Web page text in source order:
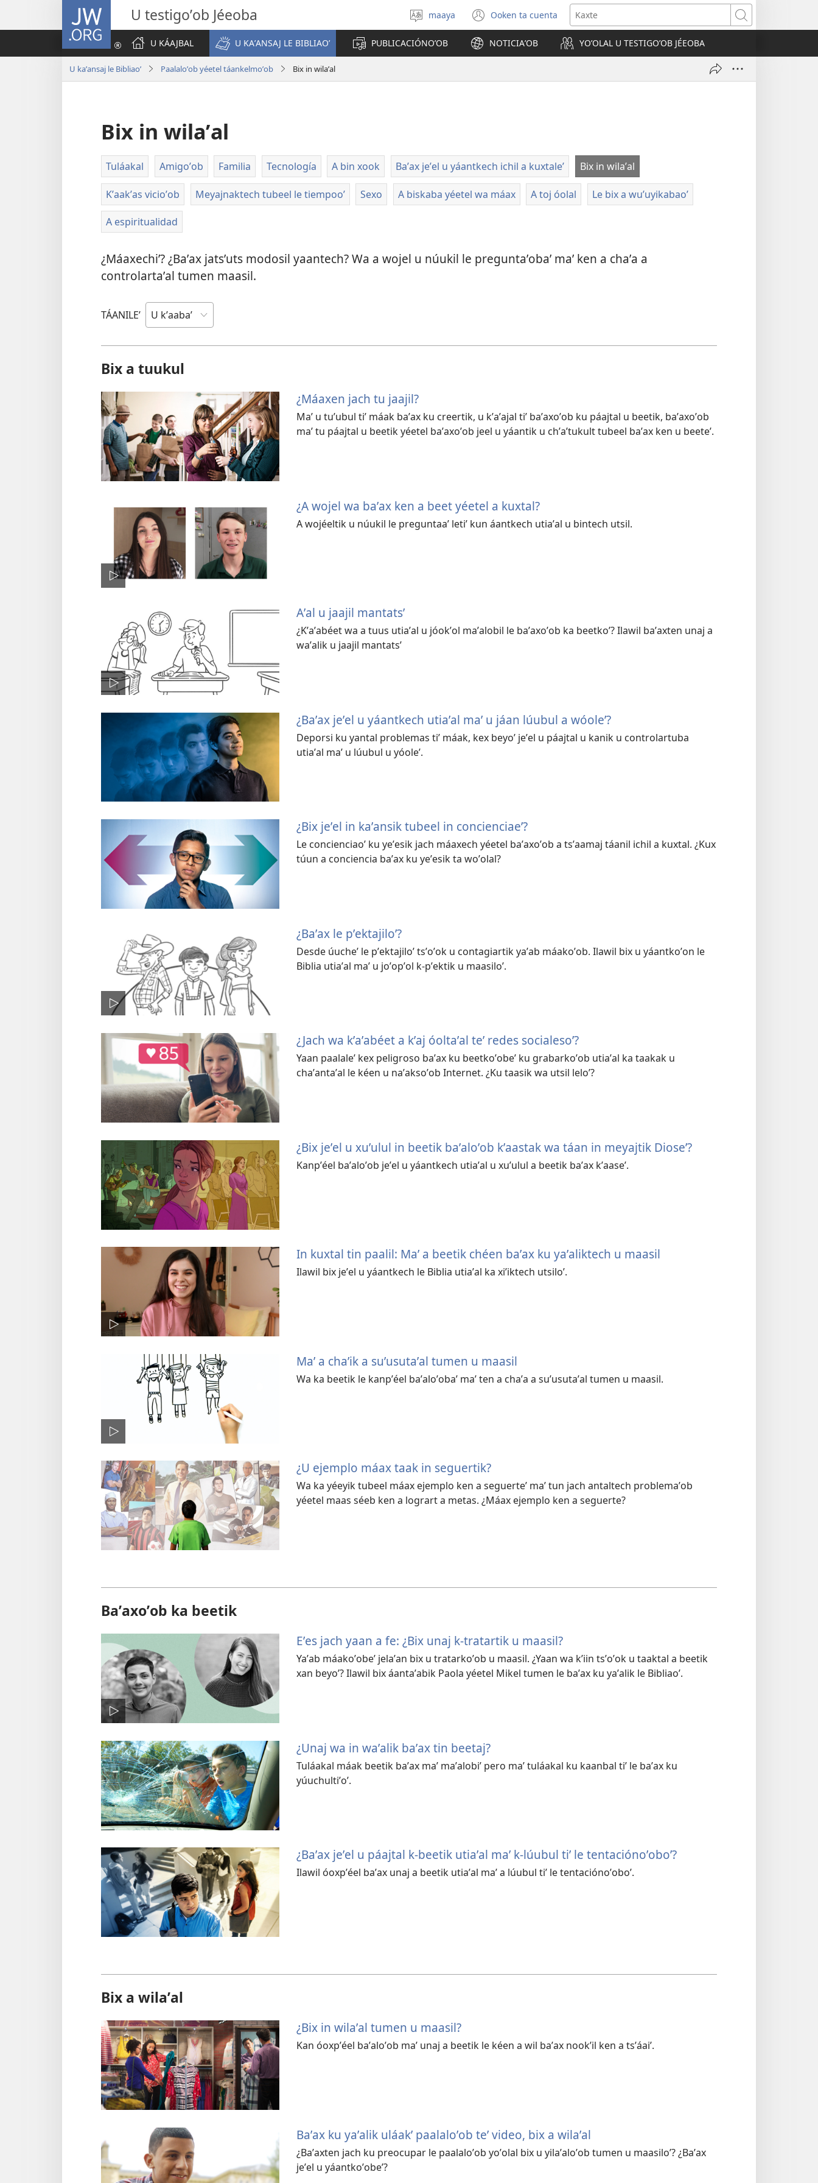
JW.ORG U testigoʼob Jéeoba
Yéey
u
idiomail
maaya Ooken ta cuenta
(opens
new
window)
Kaxte
U KÁAJBAL
U KAʼANSAJ LE BIBLIAOʼ PUBLICACIÓNOʼOB NOTICIAʼOB YOʼOLAL U TESTIGOʼOB JÉEOBA
U kaʼansaj le Bibliaoʼ Paalaloʼob yéetel táankelmoʼob Bix in wilaʼal
Bix in wilaʼal
Tuláakal Amigoʼob Familia Tecnología A bin xook Baʼax jeʼel u yáantkech ichil a kuxtaleʼ Bix in wilaʼal
Kʼaakʼas vicioʼob Meyajnaktech tubeel le tiempooʼ Sexo A biskaba yéetel wa máax A toj óolal Le bix a wuʼuyikabaoʼ
A espiritualidad
¿Máaxechiʼ? ¿Baʼax jatsʼuts modosil yaantech? Wa a wojel u núukil le preguntaʼobaʼ maʼ ken a chaʼa a
controlartaʼal tumen maasil.
TÁANILEʼ
Bix a tuukul
¿Máaxen jach tu jaajil?
Maʼ u tuʼubul tiʼ máak baʼax ku creertik, u kʼaʼajal tiʼ baʼaxoʼob ku páajtal u beetik, baʼaxoʼob
maʼ tu páajtal u beetik yéetel baʼaxoʼob jeel u yáantik u chʼaʼtukult tubeel baʼax ken u beeteʼ.
¿A wojel wa baʼax ken a beet yéetel a kuxtal?
A wojéeltik u núukil le preguntaaʼ letiʼ kun áantkech utiaʼal u bintech utsil.
Aʼal u jaajil mantatsʼ
¿Kʼaʼabéet wa a tuus utiaʼal u jóokʼol maʼalobil le baʼaxoʼob ka beetkoʼ? Ilawil baʼaxten unaj a
waʼalik u jaajil mantatsʼ
¿Baʼax jeʼel u yáantkech utiaʼal maʼ u jáan lúubul a wóoleʼ?
Deporsi ku yantal problemas tiʼ máak, kex beyoʼ jeʼel u páajtal u kanik u controlartuba
utiaʼal maʼ u lúubul u yóoleʼ.
¿Bix jeʼel in kaʼansik tubeel in concienciaeʼ?
Le concienciaoʼ ku yeʼesik jach máaxech yéetel baʼaxoʼob a tsʼaamaj táanil ichil a kuxtal. ¿Kux
túun a conciencia baʼax ku yeʼesik ta woʼolal?
¿Baʼax le pʼektajiloʼ?
Desde úucheʼ le pʼektajiloʼ tsʼoʼok u contagiartik yaʼab máakoʼob. Ilawil bix u yáantkoʼon le
Biblia utiaʼal maʼ u joʼopʼol k-pʼektik u maasiloʼ.
¿Jach wa kʼaʼabéet a kʼaj óoltaʼal teʼ redes socialesoʼ?
Yaan paalaleʼ kex peligroso baʼax ku beetkoʼobeʼ ku grabarkoʼob utiaʼal ka taakak u
chaʼantaʼal le kéen u naʼaksoʼob Internet. ¿Ku taasik wa utsil leloʼ?
¿Bix jeʼel u xuʼulul in beetik baʼaloʼob kʼaastak wa táan in meyajtik Dioseʼ?
Kanpʼéel baʼaloʼob jeʼel u yáantkech utiaʼal u xuʼulul a beetik baʼax kʼaaseʼ.
In kuxtal tin paalil: Maʼ a beetik chéen baʼax ku yaʼaliktech u maasil
Ilawil bix jeʼel u yáantkech le Biblia utiaʼal ka xiʼiktech utsiloʼ.
Maʼ a chaʼik a suʼusutaʼal tumen u maasil
Wa ka beetik le kanpʼéel baʼaloʼobaʼ maʼ ten a chaʼa a suʼusutaʼal tumen u maasil.
¿U ejemplo máax taak in seguertik?
Wa ka yéeyik tubeel máax ejemplo ken a seguerteʼ maʼ tun jach antaltech problemaʼob
yéetel maas séeb ken a logrart a metas. ¿Máax ejemplo ken a seguerte?
Baʼaxoʼob ka beetik
Eʼes jach yaan a fe: ¿Bix unaj k-tratartik u maasil?
Yaʼab máakoʼobeʼ jelaʼan bix u tratarkoʼob u maasil. ¿Yaan wa kʼiin tsʼoʼok u taaktal a beetik
xan beyoʼ? Ilawil bix áantaʼabik Paola yéetel Mikel tumen le baʼax ku yaʼalik le Bibliaoʼ.
¿Unaj wa in waʼalik baʼax tin beetaj?
Tuláakal máak beetik baʼax maʼ maʼalobiʼ pero maʼ tuláakal ku kaanbal tiʼ le baʼax ku
yúuchultiʼoʼ.
¿Baʼax jeʼel u páajtal k-beetik utiaʼal maʼ k-lúubul tiʼ le tentaciónoʼoboʼ?
Ilawil óoxpʼéel baʼax unaj a beetik utiaʼal maʼ a lúubul tiʼ le tentaciónoʼoboʼ.
Bix a wilaʼal
¿Bix in wilaʼal tumen u maasil?
Kan óoxpʼéel baʼaloʼob maʼ unaj a beetik le kéen a wil baʼax nookʼil ken a tsʼáaiʼ.
Baʼax ku yaʼalik uláakʼ paalaloʼob teʼ video, bix a wilaʼal
¿Baʼaxten jach ku preocupar le paalaloʼob yoʼolal bix u yilaʼaloʼob tumen u maasiloʼ? ¿Baʼax
jeʼel u yáantkoʼobeʼ?